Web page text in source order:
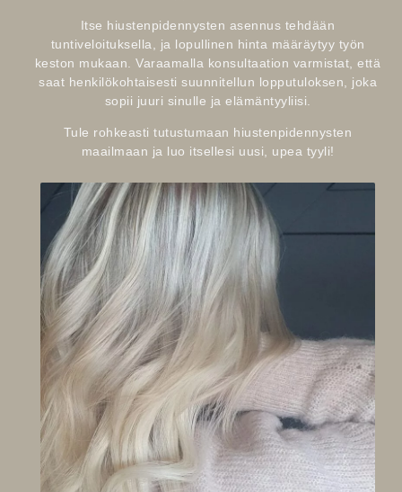
Itse hiustenpidennysten asennus tehdään
tuntiveloituksella, ja lopullinen hinta määräytyy työn
keston mukaan. Varaamalla konsultaation varmistat, että
saat henkilökohtaisesti suunnitellun lopputuloksen, joka
sopii juuri sinulle ja elämäntyyliisi.
Tule rohkeasti tutustumaan hiustenpidennysten
maailmaan ja luo itsellesi uusi, upea tyyli!